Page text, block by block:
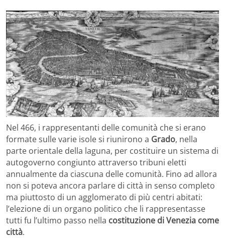
Nel 466, i rappresentanti delle comunità che si erano
formate sulle varie isole si riunirono a Grado, nella
parte orientale della laguna, per costituire un sistema di
autogoverno congiunto attraverso tribuni eletti
annualmente da ciascuna delle comunità. Fino ad allora
non si poteva ancora parlare di città in senso completo
ma piuttosto di un agglomerato di più centri abitati:
l’elezione di un organo politico che li rappresentasse
tutti fu l’ultimo passo nella costituzione di Venezia come
città.